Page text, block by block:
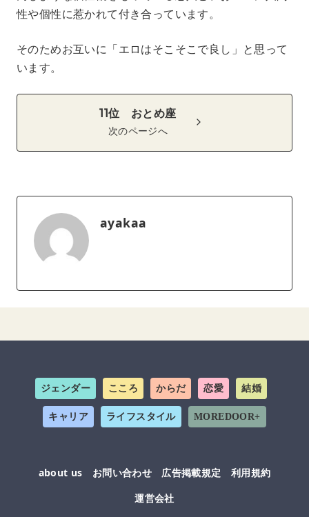
性や個性に惹かれて付き合っています。
そのためお互いに「エロはそこそこで良し」と思って
います。
11位 おとめ座
次のページへ
ayakaa
ジェンダー こころ からだ 恋愛 結婚
キャリア ライフスタイル MOREDOOR+
about us お問い合わせ 広告掲載規定
利用規約
運営会社